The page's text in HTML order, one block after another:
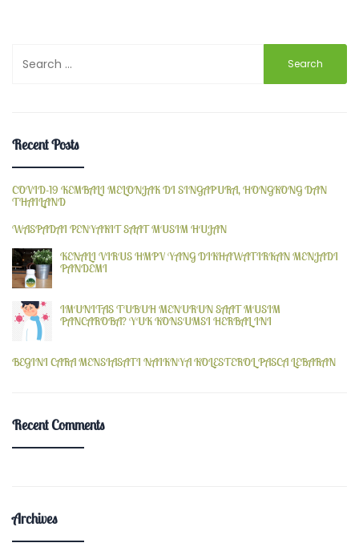
for:
Recent Posts
COVID-19 KEMBALI MELONJAK DI SINGAPURA, HONGKONG DAN
THAILAND
WASPADAI PENYAKIT SAAT MUSIM HUJAN
KENALI VIRUS HMPV YANG DIKHAWATIRKAN MENJADI
PANDEMI
IMUNITAS TUBUH MENURUN SAAT MUSIM
PANCAROBA? YUK KONSUMSI HERBAL INI
BEGINI CARA MENSIASATI NAIKNYA KOLESTEROL PASCA LEBARAN
Recent Comments
Archives